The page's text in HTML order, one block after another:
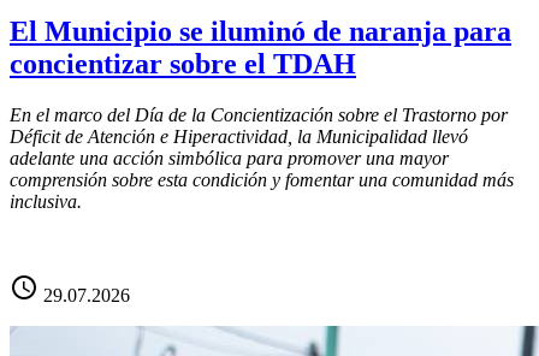
El Municipio se iluminó de naranja para
concientizar sobre el TDAH
En el marco del Día de la Concientización sobre el Trastorno por
Déficit de Atención e Hiperactividad, la Municipalidad llevó
adelante una acción simbólica para promover una mayor
comprensión sobre esta condición y fomentar una comunidad más
inclusiva.
schedule 29.07.2026